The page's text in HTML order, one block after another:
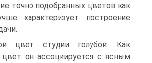
точно подобранных цветов как
характеризует построение
цвет студии голубой. Как
он ассоциируется с ясным